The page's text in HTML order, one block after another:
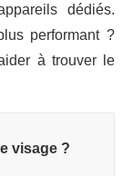
dédiés.
performant ?
à trouver le
visage ?